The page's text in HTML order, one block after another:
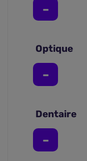
Optique
Dentaire